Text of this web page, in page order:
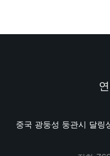
중국 광둥성 둥관시 달링